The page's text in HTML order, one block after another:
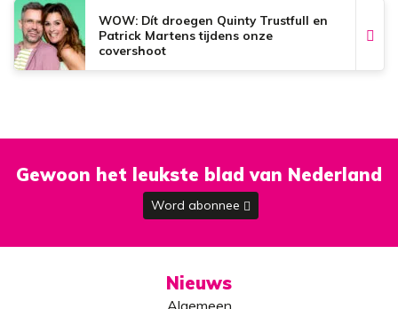
WOW: Dít droegen Quinty Trustfull en
Patrick Martens tijdens onze
covershoot
Gewoon het leukste blad van Nederland
Word abonnee
Nieuws